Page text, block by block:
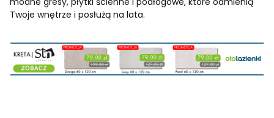
Twoje wnętrze i posłużą na lata.